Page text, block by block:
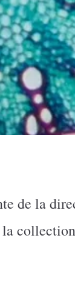
de la
collection